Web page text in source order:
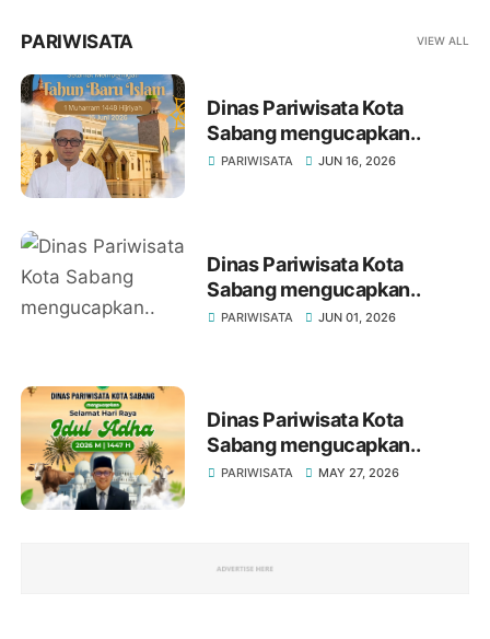
PARIWISATA VIEW ALL
Dinas Pariwisata Kota
Sabang mengucapkan..
PARIWISATA JUN 16, 2026
Dinas Pariwisata Kota
Sabang mengucapkan..
PARIWISATA JUN 01, 2026
Dinas Pariwisata Kota
Sabang mengucapkan..
PARIWISATA MAY 27, 2026